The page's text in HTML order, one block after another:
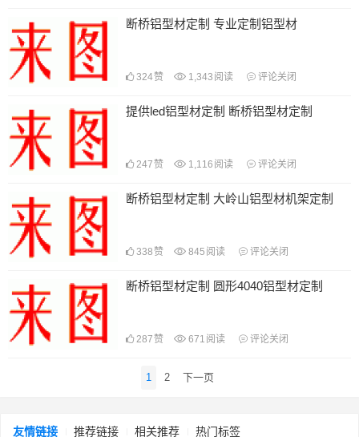
断桥铝型材定制 专业定制铝型材
324赞 1,343 阅读 评论关闭
提供led铝型材定制 断桥铝型材定制
247 赞 1,116 阅读 评论关闭
断桥铝型材定制 大岭山铝型材机架定制
338 赞 845 阅读 评论关闭
断桥铝型材定制 圆形4040铝型材定制
287 赞 671 阅读 评论关闭
1 2 下一页
友情链接 推荐链接 相关推荐 热门标签